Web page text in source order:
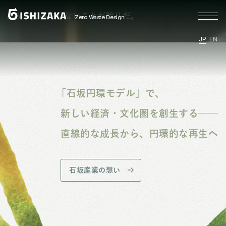
Zero Waste Design
JP EN
ごみをごみにしないことが誇りだ。
「石坂円環モデル」で、
新しい経済・文化圏を創生する──
直線的な成長から、円環的な再生へ
石坂産業の想い